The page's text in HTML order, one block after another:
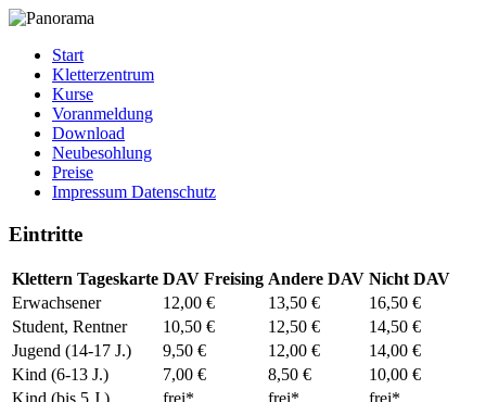
Start
Kletterzentrum
Kurse
Voranmeldung
Download
Neubesohlung
Preise
Impressum Datenschutz
Eintritte
Klettern Tageskarte DAV Freising Andere DAV Nicht DAV
Erwachsener
12,00 € 13,50 €
16,50 €
Student, Rentner
10,50 € 12,50 €
14,50 €
Jugend (14-17 J.)
9,50 € 12,00 €
14,00 €
Kind (6-13 J.)
7,00 € 8,50 €
10,00 €